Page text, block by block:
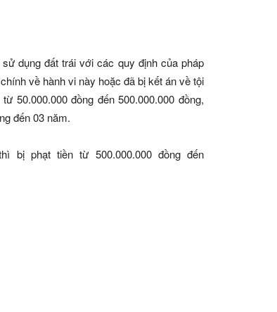
dụng đất trái với các quy định của pháp
về hành vi này hoặc đã bị kết án về tội
50.000.000 đồng đến 500.000.000 đồng,
đến 03 năm.
bị phạt tiền từ 500.000.000 đồng đến